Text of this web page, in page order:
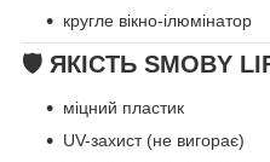
кругле вікно-ілюмінатор
🛡 ЯКІСТЬ SMOBY
міцний пластик
UV-захист (не вигорає)